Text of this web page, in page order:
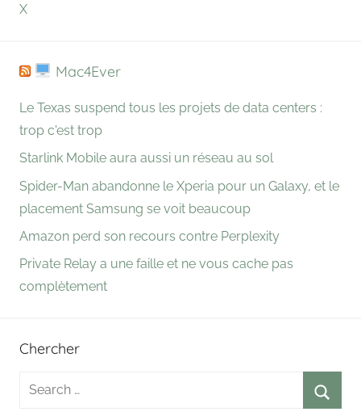
X
Mac4Ever
Le Texas suspend tous les projets de data centers :
trop c'est trop
Starlink Mobile aura aussi un réseau au sol
Spider-Man abandonne le Xperia pour un Galaxy, et le
placement Samsung se voit beaucoup
Amazon perd son recours contre Perplexity
Private Relay a une faille et ne vous cache pas
complètement
Chercher
Search